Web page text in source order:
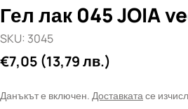
Гел лак 045 JOIA
SKU: 3045
Редовна
€7,05 (13,79 лв.)
Данъкът е включен. Доставката се